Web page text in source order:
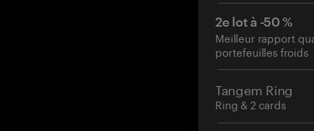
2e lot à -50 %
Meilleur rapport
portefeuilles froids
Tangem Ring
Ring & 2 cards